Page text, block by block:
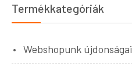
Termékkategóriák
Webshopunk újdonságai